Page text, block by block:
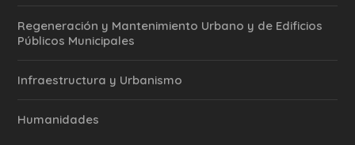
Regeneración y Mantenimiento Urbano y de Edificios
Públicos Municipales
Infraestructura y Urbanismo
Humanidades